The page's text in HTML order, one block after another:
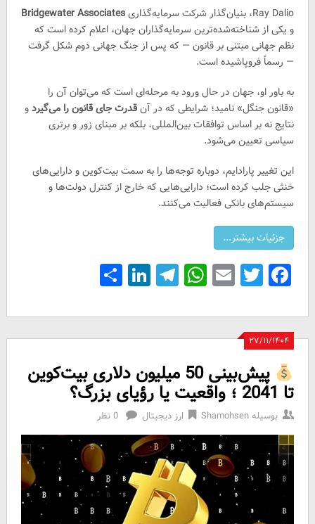
Ray Dalio، بنیان‌گذار شرکت سرمایه‌گذاریBridgewater Associates
و یکی از شناخته‌شده‌ترین سرمایه‌گذاران جهان، اعلام کرده است که
نظم جهانی مبتنی بر قانون — که پس از جنگ جهانی دوم شکل گرفت
— رسماً فروپاشیده است.
به باور او، جهان در حال ورود به مرحله‌ای است که می‌توان آن را
«قانون جنگل» نامید؛ شرایطی که در آنقدرت جای قانون را می‌گیردو
نتایج نه بر اساس توافقات بین‌المللی، بلکه بر مبنای زور و برتری
سیاسی تعیین می‌شود.
این تغییر پارادایم، دوباره توجه‌ها را به سمت بیت‌کوین و دارایی‌های
خنثی جلب کرده است؛ دارایی‌هایی که خارج از کنترل دولت‌ها و
سیستم‌های بانکی فعالیت می‌کنند.
Facebook
Twitter
Email
WhatsApp
Telegram
LinkedIn
Share
۲۷/۱۱/۱۴۰۴
پیش‌بینی 50 میلیون دلاری بیت‌کوین
تا 2041 ؛ واقعیت یا رؤیای بزرگ؟
بوسیلهShamohsen ارز دیجیتال 0 نظر